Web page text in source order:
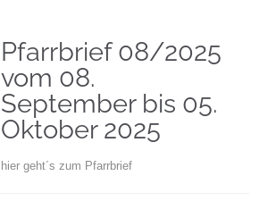
Pfarrbrief 08/2025
vom 08.
September bis 05.
Oktober 2025
hier geht´s zum Pfarrbrief